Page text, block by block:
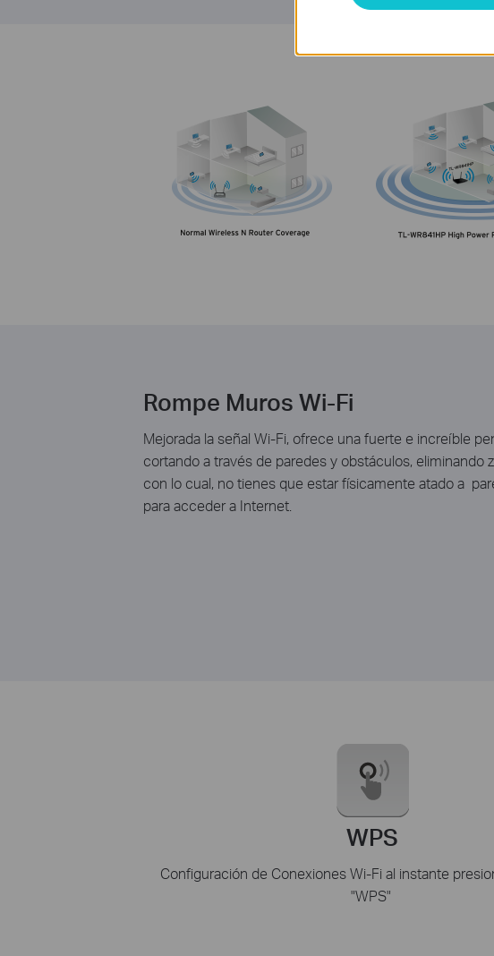
Rompe Muros Wi-Fi
Mejorada la señal Wi-Fi, ofrece una fuerte e increíble
cortando a través de paredes y obstáculos, eliminando
con lo cual, no tienes que estar físicamente atado a
para acceder a Internet.
WPS
Configuración de Conexiones Wi-Fi al instante
"WPS"